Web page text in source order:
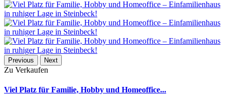
Previous Next
Zu Verkaufen
Viel Platz für Familie, Hobby und Homeoffice...